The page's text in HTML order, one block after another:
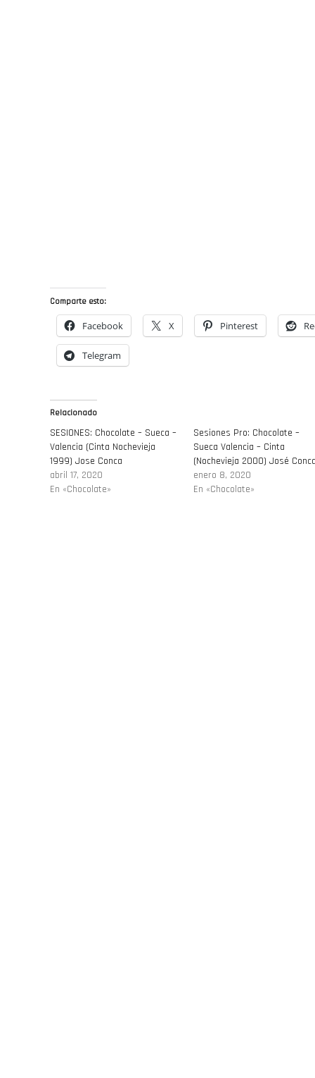
Comparte esto:
Facebook X Pinterest
Telegram
Relacionado
SESIONES: Chocolate – Sueca –
Valencia (Cinta Nochevieja
1999) Jose Conca
abril 17, 2020
En «Chocolate»
Sesiones Pro: Chocolate –
Sueca Valencia – Cinta
(Nochevieja 2000) José
enero 8, 2020
En «Chocolate»